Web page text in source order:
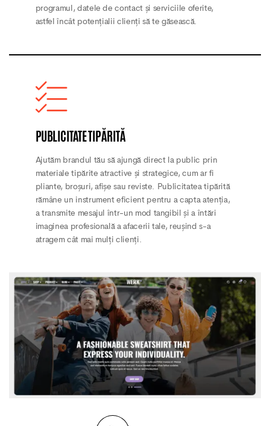
programul, datele de contact și serviciile oferite,
astfel încât potențialii clienți să te găsească.
PUBLICITATE TIPĂRITĂ
Ajutăm brandul tău să ajungă direct la public prin
materiale tipărite atractive și strategice, cum ar fi
pliante, broșuri, afișe sau reviste. Publicitatea tipărită
rămâne un instrument eficient pentru a capta atenția,
a transmite mesajul într-un mod tangibil și a întări
imaginea profesională a afacerii tale, reușind s-a
atragem cât mai mulți clienți.